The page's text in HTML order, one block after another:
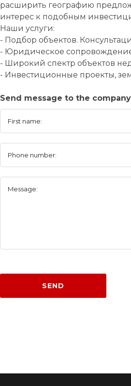
расширить географию
интерес к подобным
Наши услуги:
- Подбор объектов.
- Юридическое
- Широкий спектр объектов
- Инвестиционные проекты,
Send message to the
First name:
Phone number:
Message:
SEND